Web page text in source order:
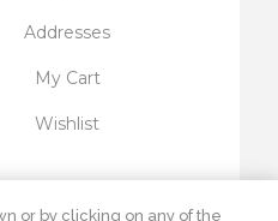
Addresses
My Cart
Wishlist
or by clicking on any of the